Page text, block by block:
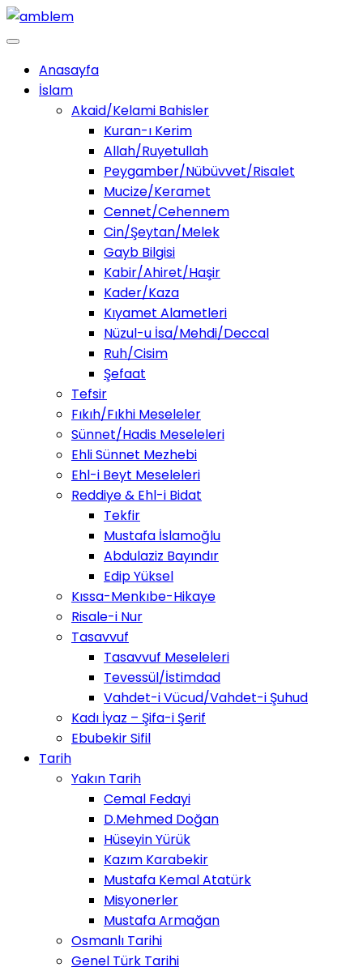
Anasayfa
İslam
Akaid/Kelami Bahisler
Kuran-ı Kerim
Allah/Ruyetullah
Peygamber/Nübüvvet/Risalet
Mucize/Keramet
Cennet/Cehennem
Cin/Şeytan/Melek
Gayb Bilgisi
Kabir/Ahiret/Haşir
Kader/Kaza
Kıyamet Alametleri
Nüzul-u İsa/Mehdi/Deccal
Ruh/Cisim
Şefaat
Tefsir
Fıkıh/Fıkhi Meseleler
Sünnet/Hadis Meseleleri
Ehli Sünnet Mezhebi
Ehl-i Beyt Meseleleri
Reddiye & Ehl-i Bidat
Tekfir
Mustafa İslamoğlu
Abdulaziz Bayındır
Edip Yüksel
Kıssa-Menkıbe-Hikaye
Risale-i Nur
Tasavvuf
Tasavvuf Meseleleri
Tevessül/İstimdad
Vahdet-i Vücud/Vahdet-i Şuhud
Kadı İyaz – Şifa-i Şerif
Ebubekir Sifil
Tarih
Yakın Tarih
Cemal Fedayi
D.Mehmed Doğan
Hüseyin Yürük
Kazım Karabekir
Mustafa Kemal Atatürk
Misyonerler
Mustafa Armağan
Osmanlı Tarihi
Genel Türk Tarihi